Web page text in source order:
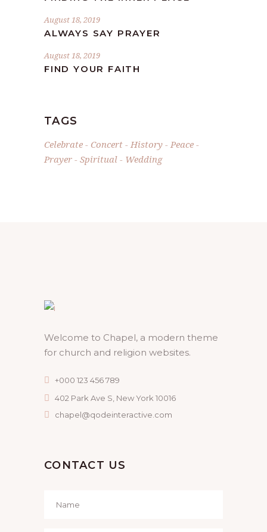
August 18, 2019
ALWAYS SAY PRAYER
August 18, 2019
FIND YOUR FAITH
TAGS
Celebrate Concert History
Peace
Prayer
Spiritual Wedding
Welcome to Chapel, a modern theme
for church and religion websites.
+000 123 456 789
402 Park Ave S, New York 10016
chapel@qodeinteractive.com
CONTACT US